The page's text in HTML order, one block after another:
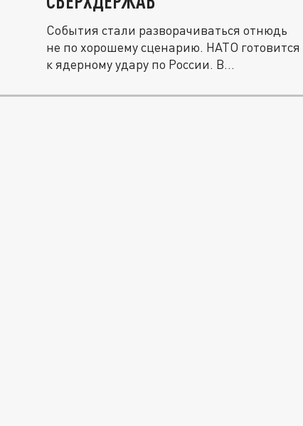
События стали разворачиваться отнюдь
не по хорошему сценарию. НАТО готовится
к ядерному удару по России. В...